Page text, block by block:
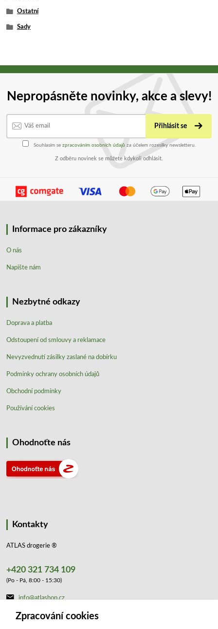
Ostatní
Sady
Nepropásněte novinky, akce a slevy!
Přihlásit se
Souhlasím se zpracováním osobních údajů za účelem rozesílky newsletteru.
Z odběru novinek se můžete kdykoli odhlásit.
Informace pro zákazníky
O nás
Napište nám
Nezbytné odkazy
Doprava a platba
Odstoupení od smlouvy a reklamace
Nevyzvednutí zásilky zaslané na dobírku
Podmínky ochrany osobních údajů
Obchodní podmínky
Používání cookies
Ohodnoťte nás
Kontakty
ATLAS drogerie ®
+420 321 734 109
(Po - Pá, 8:00 - 15:30)
info@atlashop.cz
Zpracování cookies